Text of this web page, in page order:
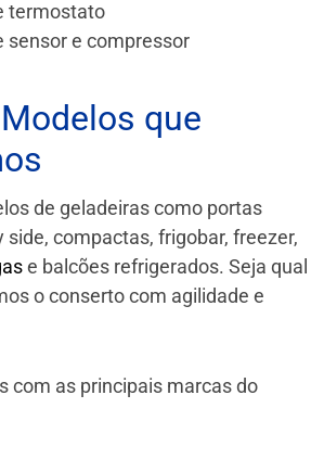
termostato
sensor e compressor
que
de geladeiras como portas
side, compactas, frigobar, freezer,
e balcões refrigerados. Seja qual
o conserto com agilidade e
com as principais marcas do